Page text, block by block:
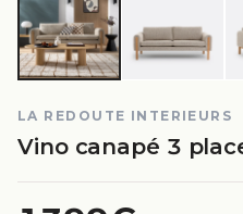
LA REDOUTE INTERIEURS
Vino canapé 3